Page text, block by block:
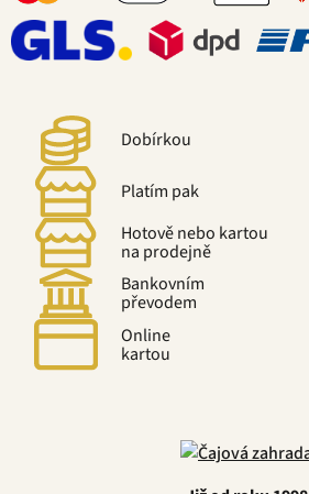
Dobírkou
Platím pak
Hotově nebo kartou
na prodejně
Bankovním
převodem
Online
kartou